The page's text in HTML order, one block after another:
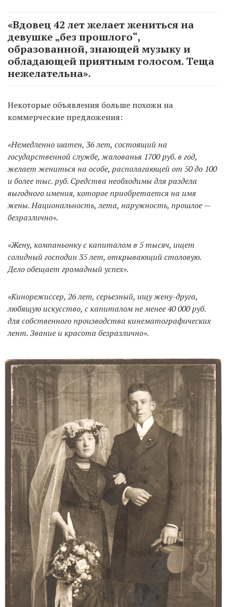
«Вдовец 42 лет желает жениться на
девушке „без прошлого“,
образованной, знающей музыку и
обладающей приятным голосом. Теща
нежелательна».
Некоторые объявления больше похожи на
коммерческие предложения:
«Немедленно шатен, 36 лет, состоящий на
государственной службе, жалованья 1700 руб. в год,
желает жениться на особе, располагающей от 50 до 100
и более тыс. руб. Средства необходимы для раздела
выгодного имения, которое приобретается на имя
жены. Национальность, лета, наружность, прошлое —
безразлично».
«Жену, компаньонку с капиталом в 5 тысяч, ищет
солидный господин 35 лет, открывающий столовую.
Дело обещает громадный успех».
«Кинорежиссер, 26 лет, серьезный, ищу жену-друга,
любящую искусство, с капиталом не менее 40 000 руб.
для собственного производства кинематографических
лент. Звание и красота безразлично».